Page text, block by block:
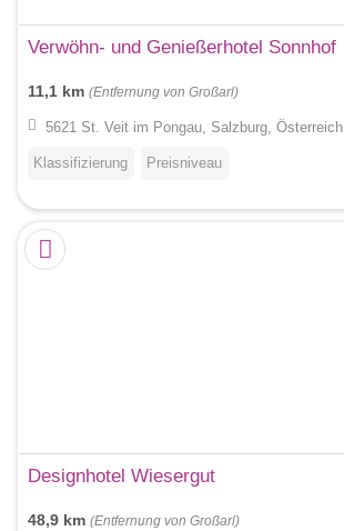
Verwöhn- und Genießerhotel Sonnhof
11,1 km (Entfernung von Großarl)
5621 St. Veit im Pongau, Salzburg, Österreich
Klassifizierung Preisniveau
Designhotel Wiesergut
48,9 km (Entfernung von Großarl)